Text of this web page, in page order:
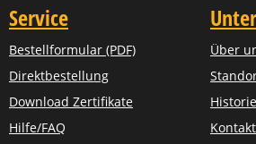
Service
Bestellformular (PDF)
Direktbestellung
Download Zertifikate
Hilfe/FAQ
Über
Historie